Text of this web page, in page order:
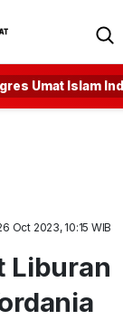
Umat Islam
Oct 2023, 10:15 WIB
Liburan